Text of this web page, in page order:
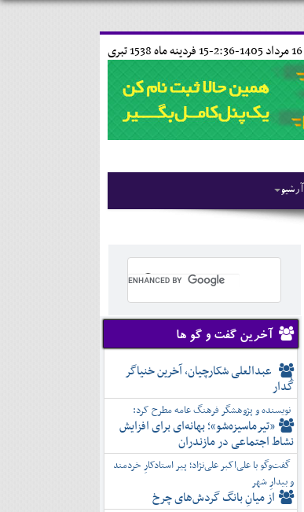
15 فردينه ماه 1538 تبری
آرشیو
آخرین گفت و گو ها
عبدالعلی شکارچیان، آخرین خنیاگر
گُدار
نویسنده و پژوهشگر فرهنگ عامه مطرح کرد:
«تیرماسیزه‌شو»؛ بهانه‌ای برای افزایش
نشاط اجتماعی در مازندران
گفت‌وگو با علی‌اکبر علی‌نژاد؛ پیر استادکارِ خردمند
و بیدارِ شهر
از میانِ بانگ گردش‌های چرخ